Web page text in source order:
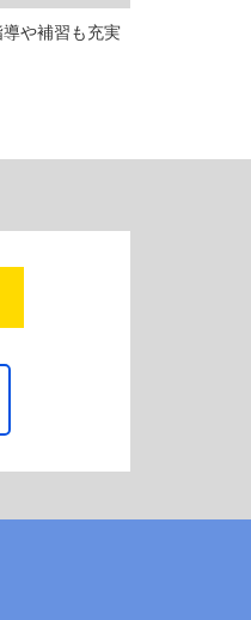
や補習も充実